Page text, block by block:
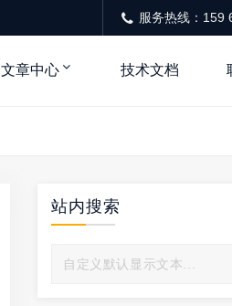
服务热线：159
文章中心 技术文档
站内搜索